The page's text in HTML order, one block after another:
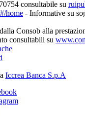
consultabile su
home - Informative su
Consob alla
consultabili su
Iccrea Banca S.p.A